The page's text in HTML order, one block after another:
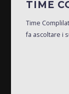
TIME
Time
fa ascoltare i